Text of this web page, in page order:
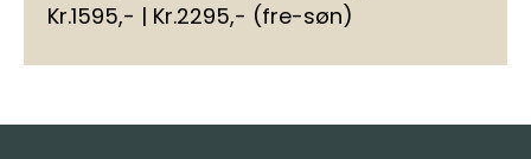
Kr.1595,- | Kr.2295,- (fre-søn)